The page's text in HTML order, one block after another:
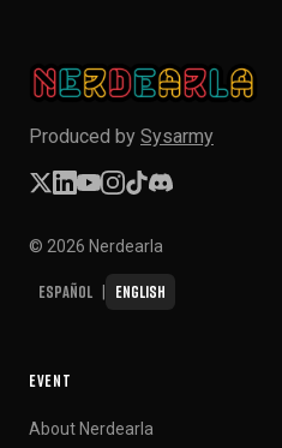
Produced by Sysarmy
© 2026 Nerdearla
Español English
EVENT
About Nerdearla